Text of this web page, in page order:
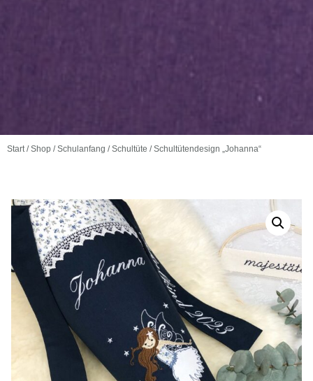
Start/Shop /Schulanfang /Schultüte / Schultütendesign „Johanna“